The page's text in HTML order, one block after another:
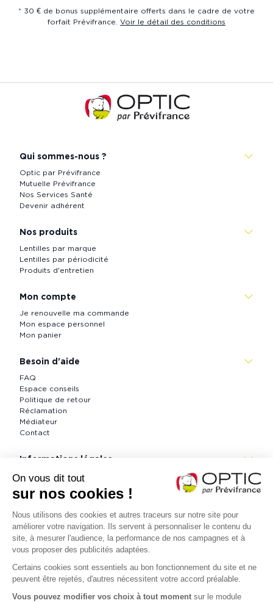
* 30 € de bonus supplémentaire offerts dans le cadre de votre
forfait Prévifrance. Voir le détail des conditions
Accueil
de
Qui sommes-nous ?
Optic par Prévifrance
Mutuelle Prévifrance
Nos Services Santé
Devenir adhérent
Nos produits
Lentilles par marque
Lentilles par périodicité
Produits d'entretien
Mon compte
Je renouvelle ma commande
Mon espace personnel
Mon panier
Besoin d'aide
FAQ
Espace conseils
Politique de retour
Réclamation
Médiateur
Contact
Informations légales
CGV
Politique de confidentialité
Contactez nous
Lundi au vendredi 9h à 18h